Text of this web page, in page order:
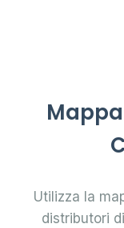
Utilizza la
distributori